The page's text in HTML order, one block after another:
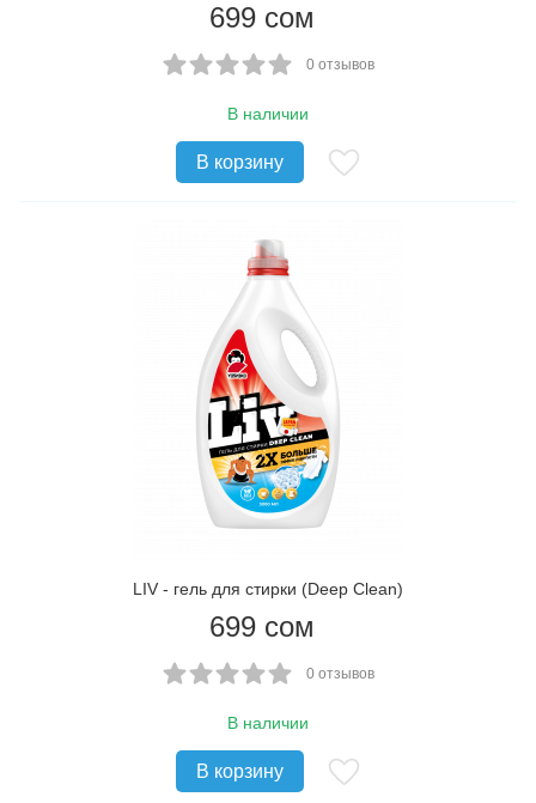
699 сом
0 отзывов
В наличии
В корзину
LIV - гель для стирки (Deep Clean)
699 сом
0 отзывов
В наличии
В корзину